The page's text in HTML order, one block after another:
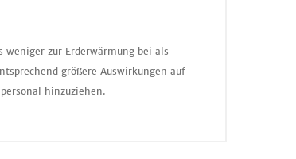
zur Erderwärmung bei als
größere Auswirkungen auf
hinzuziehen.